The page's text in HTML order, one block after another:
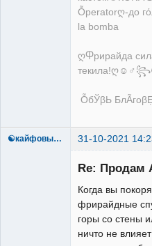
Ỗperatorღ-до
la bomba
ღႴрирайда
ỖбЎβЬ
☯кайфовыйtrail♂☯ 31-10-2021
Re: Продам
Когда вы
фрирайдные
горы со стены
ничто не